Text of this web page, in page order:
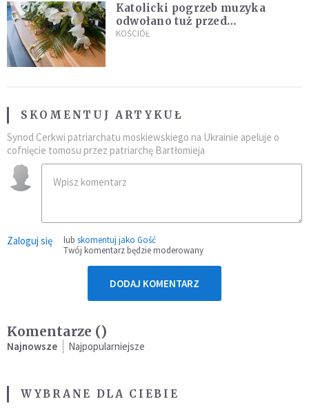
Katolicki pogrzeb muzyka
odwołano tuż przed
uroczystością. Powodem była
KOŚCIÓŁ
SKOMENTUJ ARTYKUŁ
Synod Cerkwi patriarchatu moskiewskiego na Ukrainie apeluje o
cofnięcie tomosu przez patriarchę Bartłomieja
Zaloguj się lub skomentuj jako Gość
Twój komentarz będzie moderowany
DODAJ KOMENTARZ
Komentarze ()
Najnowsze Najpopularniejsze
WYBRANE DLA CIEBIE